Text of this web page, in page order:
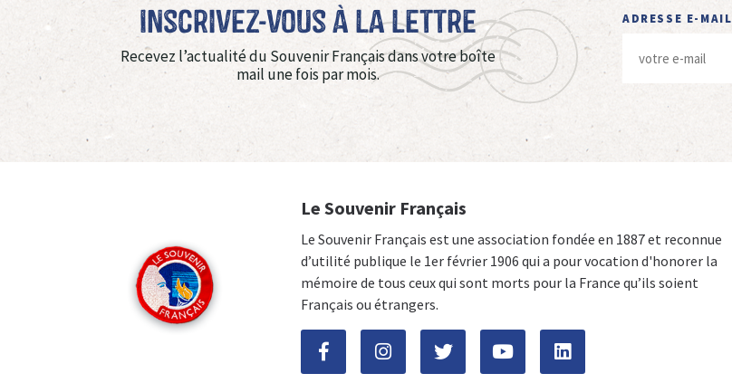
Inscrivez-vous à La Lettre
Recevez l’actualité du Souvenir Français dans votre boîte
mail une fois par mois.
ADRESSE E-MAIL
Le Souvenir Français
Le Souvenir Français est une association fondée en 1887 et reconnue
d’utilité publique le 1er février 1906 qui a pour vocation d'honorer la
mémoire de tous ceux qui sont morts pour la France qu’ils soient
Français ou étrangers.